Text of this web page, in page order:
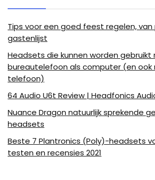
Tips voor een goed feest regelen,
gastenlijst
Headsets die kunnen worden
bureautelefoon als computer (en ook
telefoon)
64 Audio U6t Review | Headfonics
Nuance Dragon natuurlijk sprekende
headsets
Beste 7 Plantronics (Poly)-headsets
testen en recensies 2021